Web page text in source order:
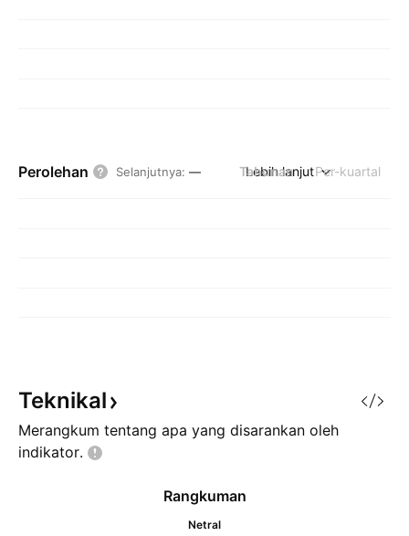
Perolehan Selanjutnya: — Tahunan Per-kuartal
Lebih lanjut
Teknikal
Merangkum tentang apa yang disarankan oleh
indikator.
Rangkuman
Netral